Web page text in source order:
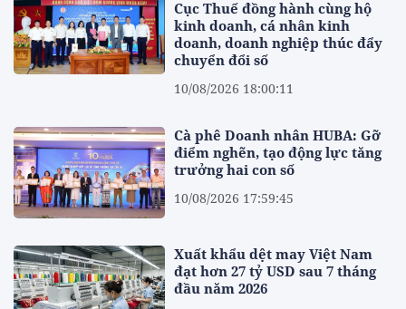
Cục Thuế đồng hành cùng hộ
kinh doanh, cá nhân kinh
doanh, doanh nghiệp thúc đẩy
chuyển đổi số
10/08/2026 18:00:11
Cà phê Doanh nhân HUBA: Gỡ
điểm nghẽn, tạo động lực tăng
trưởng hai con số
10/08/2026 17:59:45
Xuất khẩu dệt may Việt Nam
đạt hơn 27 tỷ USD sau 7 tháng
đầu năm 2026